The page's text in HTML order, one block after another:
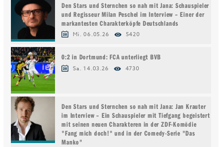
Den Stars und Sternchen so nah mit Jana: Schauspieler
und Regisseur Milan Peschel im Interview – Einer der
markantesten Charakterköpfe Deutschlands
Mi. 06.05.26 5420
0:2 in Dortmund: FCA unterliegt BVB
Sa. 14.03.26 4730
Den Stars und Sternchen so nah mit Jana: Jan Krauter
im Interview – Ein Schauspieler mit Tiefgang begeistert
mit seinen neuen Charakteren in der ZDF-Komödie
"Fang mich doch!" und in der Comedy-Serie "Das
Manko"